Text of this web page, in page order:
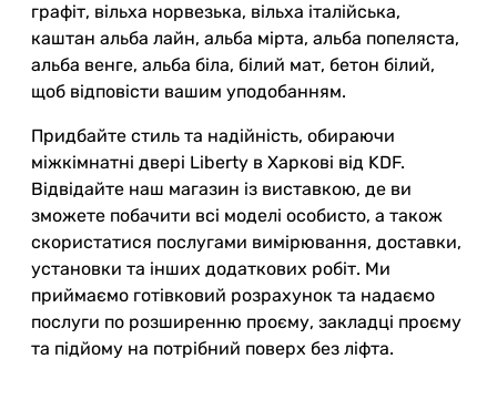
графіт, вільха норвезька, вільха італійська,
каштан альба лайн, альба мірта, альба попеляста,
альба венге, альба біла, білий мат, бетон білий,
щоб відповісти вашим уподобанням.
Придбайте стиль та надійність, обираючи
міжкімнатні двері Liberty в Харкові від KDF.
Відвідайте наш магазин із виставкою, де ви
зможете побачити всі моделі особисто, а також
скористатися послугами вимірювання, доставки,
установки та інших додаткових робіт. Ми
приймаємо готівковий розрахунок та надаємо
послуги по розширенню проєму, закладці проєму
та підйому на потрібний поверх без ліфта.